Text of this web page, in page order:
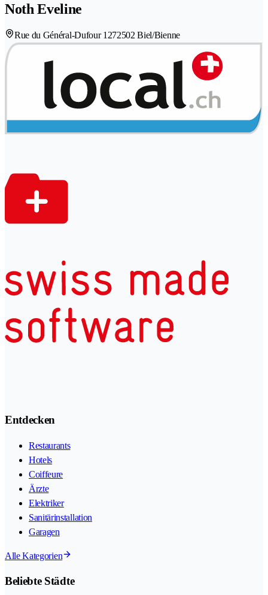
Noth Eveline
Rue du Général-Dufour 1272502 Biel/Bienne
Entdecken
Restaurants
Hotels
Coiffeure
Ärzte
Elektriker
Sanitärinstallation
Garagen
Alle Kategorien
Beliebte Städte